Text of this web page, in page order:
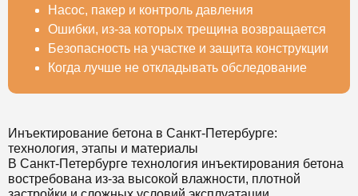
Насос, пакер и контроль давления
Ошибки, из-за которых трещина возвращается
Безопасность на участке и защита конструкции
Когда лучше не откладывать обследование
Инъектирование бетона в Санкт-Петербурге:
технология, этапы и материалы
В Санкт-Петербурге технология инъектирования бетона
востребована из-за высокой влажности, плотной